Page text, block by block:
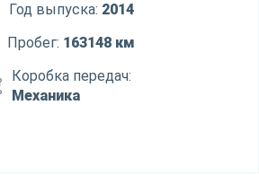
Год выпуска: 2014
Пробег: 163148 км
Коробка передач:
Механика